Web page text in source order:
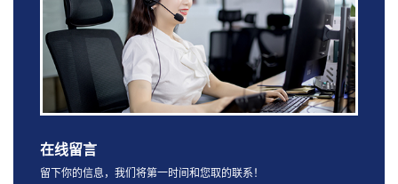
在线留言
留下你的信息，我们将第一时间和您取的联系！